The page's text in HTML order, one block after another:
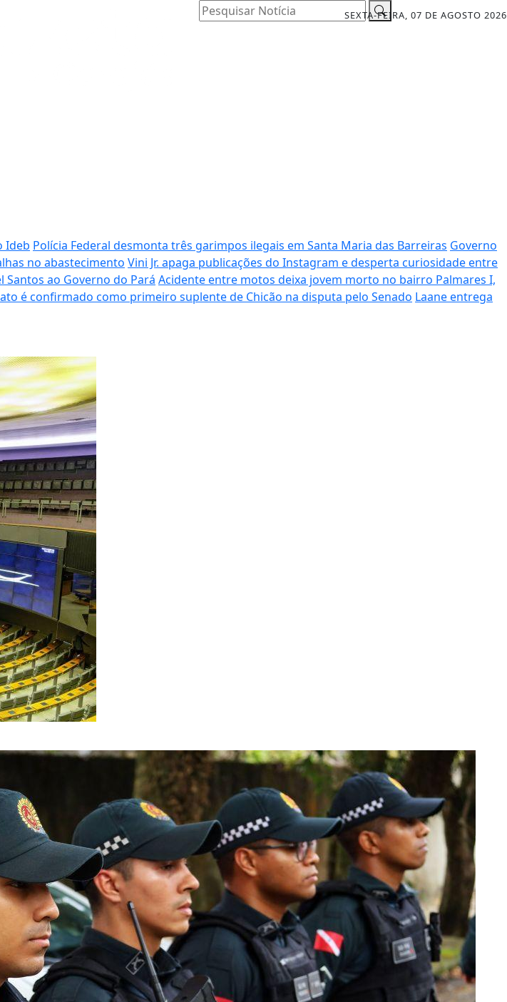
SEXTA-FEIRA, 07 DE AGOSTO 2026
Pesquisar Notícia
Ideb Polícia Federal desmonta três garimpos ilegais em Santa Maria das Barreiras Governo
no abastecimento Vini Jr. apaga publicações do Instagram e desperta curiosidade entre
Santos ao Governo do Pará Acidente entre motos deixa jovem morto no bairro Palmares I,
é confirmado como primeiro suplente de Chicão na disputa pelo Senado Laane entrega